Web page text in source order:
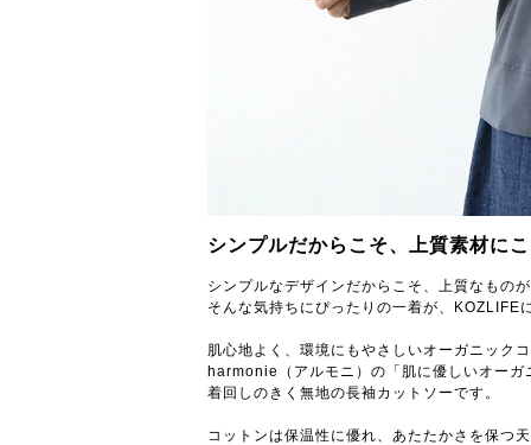
シンプルだからこそ、上質素材に
シンプルなデザインだからこそ、上質なもの
そんな気持ちにぴったりの一着が、KOZLIFE
肌心地よく、環境にもやさしいオーガニック
harmonie（アルモニ）の「肌に優しいオー
着回しのきく無地の長袖カットソーです。
コットンは保温性に優れ、あたたかさを保つ